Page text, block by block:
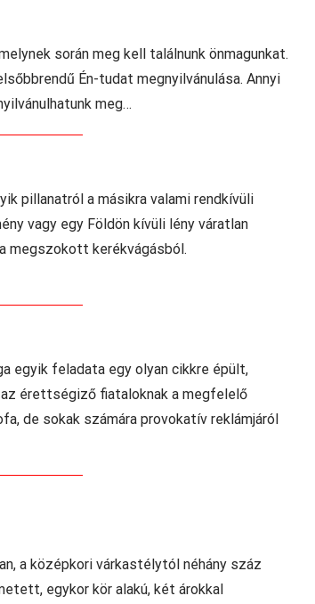
során meg kell találnunk önmagunkat.
Én-tudat megnyilvánulása. Annyi
meg…
pillanatról a másikra valami rendkívüli
vagy egy Földön kívüli lény váratlan
megszokott kerékvágásból.
egyik feladata egy olyan cikkre épült,
érettségiző fiataloknak a megfelelő
de sokak számára provokatív reklámjáról
a középkori várkastélytól néhány száz
egykor kör alakú, két árokkal